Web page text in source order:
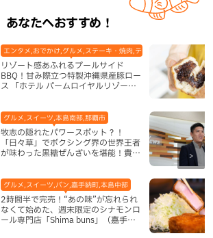
あなたへおすすめ！
リゾート感あふれるプールサイド
BBQ！甘み際立つ特製沖縄県産豚ロー
ス 「ホテル パームロイヤルリゾート
エンタメ,おでかけ,グルメ,ステーキ・焼肉,テレビ,ホテル,地域,本島
牧志の隠れたパワースポット？！
「日々草」でボクシング界の世界王者
が味わった黒糖ぜんざいを堪能！貴重
グルメ,スイーツ,本島南部,那覇市
2時間半で完売！“あの味”が忘れられ
なくて始めた、週末限定のシナモンロ
ール専門店「Shima buns」（嘉手納
グルメ,スイーツ,パン,嘉手納町,本島中部